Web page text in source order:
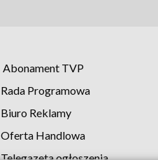
Abonament TVP
Rada Programowa
Biuro Reklamy
Oferta Handlowa